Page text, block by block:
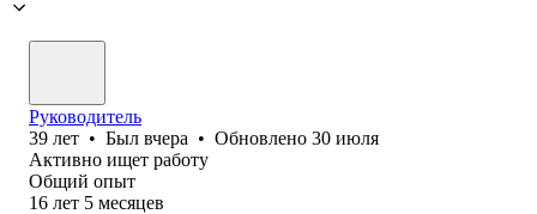
Руководитель
39 лет • Был вчера • Обновлено 30 июля
Активно ищет работу
Общий опыт
16 лет 5 месяцев